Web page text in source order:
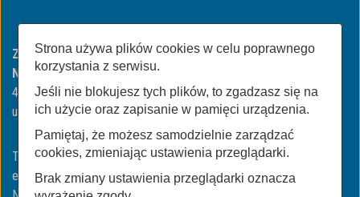
Zakład Gospodarki Komunalnej i Mieszkaniowej w
Niemodlinie
49-100 Niemodlin
ul. ul. Wojska Polskiego 3
Tel/Fax:+48774606423| +48774606318
email:biuro@zgkimniemodlin.pl
Strona używa plików cookies w celu poprawnego
korzystania z serwisu.
Jeśli nie blokujesz tych plików, to zgadzasz się na
ich użycie oraz zapisanie w pamięci urządzenia.
Pamiętaj, że możesz samodzielnie zarządzać
cookies, zmieniając ustawienia przeglądarki.
Brak zmiany ustawienia przeglądarki oznacza